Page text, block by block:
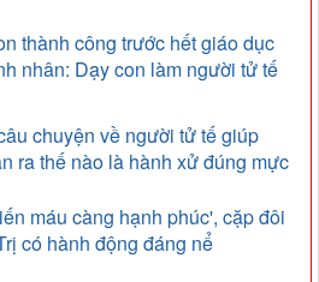
thành công trước hết giáo dục
nhân: Dạy con làm người tử tế
chuyện về người tử tế giúp
ra thế nào là hành xử đúng mực
máu càng hạnh phúc', cặp đôi
có hành động đáng nể